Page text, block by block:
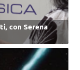
con Serena